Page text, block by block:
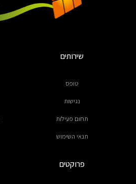
שירותים
טופס
נגישות
תחום פעילות
תנאי השימוש
פרוקטים